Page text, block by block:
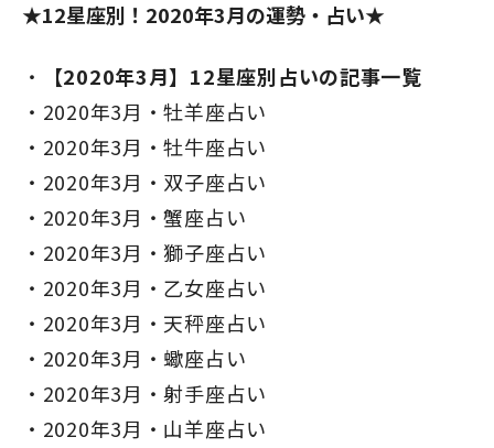
★12星座別！2020年3月の運勢・占い★
【2020年3月】12星座別占いの記事一覧
2020年3月・牡羊座占い
2020年3月・牡牛座占い
2020年3月・双子座占い
2020年3月・蟹座占い
2020年3月・獅子座占い
2020年3月・乙女座占い
2020年3月・天秤座占い
2020年3月・蠍座占い
2020年3月・射手座占い
2020年3月・山羊座占い